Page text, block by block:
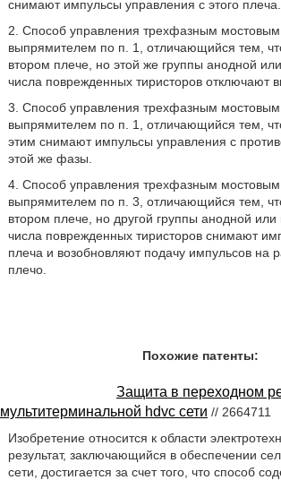
снимают импульсы управления с этого плеча.
2. Способ управления трехфазным
выпрямителем по п. 1, отличающийся тем,
втором плече, но этой же группы анодной
числа поврежденных тиристоров отключают
3. Способ управления трехфазным
выпрямителем по п. 1, отличающийся тем,
этим снимают импульсы управления с
этой же фазы.
4. Способ управления трехфазным
выпрямителем по п. 3, отличающийся тем,
втором плече, но другой группы анодной или
числа поврежденных тиристоров снимают
плеча и возобновляют подачу импульсов на
плечо.
Похожие патенты:
Защита в переходном
мультитерминальной hdvc сети // 2664711
Изобретение относится к области
результат, заключающийся в обеспечении
сети, достигается за счет того, что способ